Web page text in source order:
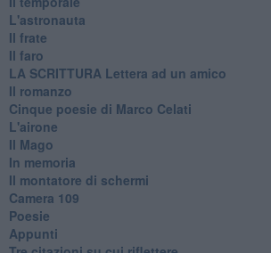
L'astronauta
Il frate
Il faro
​LA SCRITTURA Lettera ad un amico
Il romanzo
Cinque poesie di Marco Celati
L'airone
Il Mago
In memoria
Il montatore di schermi
Camera 109
Poesie
Appunti